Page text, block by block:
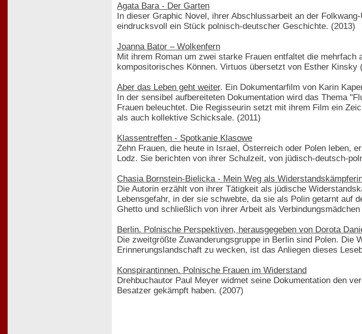
Agata Bara - Der Garten
In dieser Graphic Novel, ihrer Abschlussarbeit an der
eindrucksvoll ein Stück polnisch-deutscher Geschichte. (2013)
Joanna Bator – Wolkenfern
Mit ihrem Roman um zwei starke Frauen entfaltet die
kompositorisches Können. Virtuos übersetzt von Esther Kinsky
Aber das Leben geht weiter. Ein Dokumentarfilm von Karin
In der sensibel aufbereiteten Dokumentation wird das Thema
Frauen beleuchtet. Die Regisseurin setzt mit ihrem Film ein
als auch kollektive Schicksale. (2011)
Klassentreffen - Spotkanie Klasowe
Zehn Frauen, die heute in Israel, Österreich oder Polen leben,
Lodz. Sie berichten von ihrer Schulzeit, von jüdisch-deutsch-
Chasia Bornstein-Bielicka - Mein Weg als
Die Autorin erzählt von ihrer Tätigkeit als jüdische
Lebensgefahr, in der sie schwebte, da sie als Polin getarnt auf
Ghetto und schließlich von ihrer Arbeit als
Berlin. Polnische Perspektiven, herausgegeben von Dorota
Die zweitgrößte Zuwanderungsgruppe in Berlin sind Polen. Die
Erinnerungslandschaft zu wecken, ist das Anliegen dieses
Konspirantinnen. Polnische Frauen im Widerstand
Drehbuchautor Paul Meyer widmet seine Dokumentation den
Besatzer gekämpft haben. (2007)